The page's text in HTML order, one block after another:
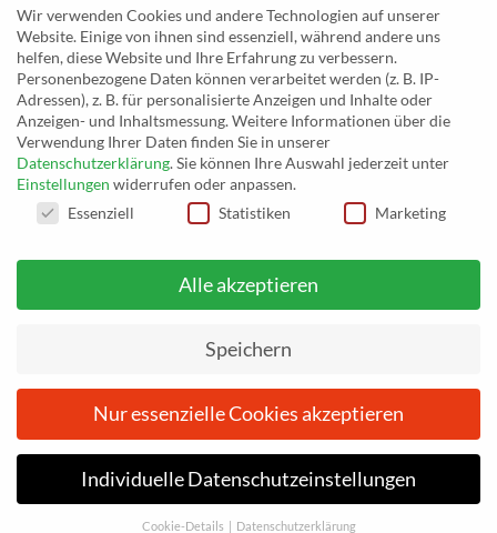
26. Juni 2026bis einschließlich3. Juli 2026befinden wir
uns im Urlaub. Ihre Bestellungen werden nach dem 3. Juli 2026
26. Juni 2026bis einschließlich3. Juli 2026befinden wir
uns im Urlaub. Ihre Bestellungen werden nach dem 3. Juli 2026
Inh. Rolf Eggert
Paulstraße 2a
19249 Lübtheen
Telefon: +493885551353
E-Mail:musikhaus@musiceggert.de
PayPal E-Mail:info@musiceggert.de
auf musikhaus.musiceggert.de.
IMPRESSUM DATENSCHUTZERKLÄRUNG
AGB
ZAHLUNGSARTEN
WIDERRUFSBELEHRUNG
Copyright 2026 ©Musikhaus Eggert
26. Juni 2026bis einschließlich3. Juli 2026befinden wir
uns im Urlaub. Ihre Bestellungen werden nach dem 3. Juli 2026
bearbeitet. Wir bitten um Verständnis.
ACCEPT
Wir verwenden Cookies und andere Technologien auf unserer
Website. Einige von ihnen sind essenziell, während andere uns
helfen, diese Website und Ihre Erfahrung zu verbessern.
Personenbezogene Daten können verarbeitet werden (z. B. IP-
Adressen), z. B. für personalisierte Anzeigen und Inhalte oder
Anzeigen- und Inhaltsmessung.Weitere Informationen über die
Verwendung Ihrer Daten finden Sie in unserer
Datenschutzerklärung.Sie können Ihre Auswahl jederzeit unter
Einstellungen widerrufen oder anpassen.
DATENSCHUTZEINSTELLUNGEN
Essenziell Statistiken Marketing
Alle akzeptieren
Speichern
Nur essenzielle Cookies akzeptieren
Individuelle Datenschutzeinstellungen
Cookie-Details Datenschutzerklärung